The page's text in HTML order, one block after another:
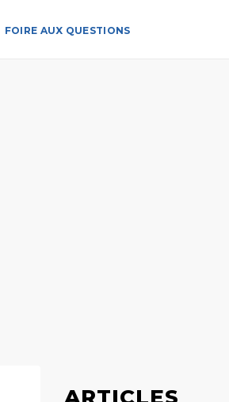
FOIRE AUX QUESTIONS